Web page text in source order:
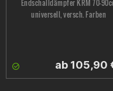
Endschalldämpfer KRM 70-
universell, versch. Farben
ab 105,90